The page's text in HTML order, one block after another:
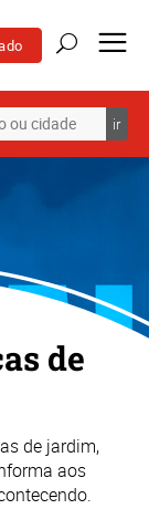
ir
de
de jardim,
aos